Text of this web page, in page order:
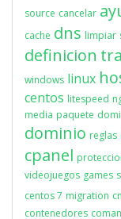
source cancelar
cache dns limpiar
definicion
windows linux
centos litespeed
media paquete
dominio reglas
cpanel
videojuegos games
centos 7 migration
contenedores